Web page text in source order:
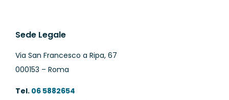
Sede Legale
Via San Francesco a Ripa, 67
000153 – Roma
Tel.06 5882654